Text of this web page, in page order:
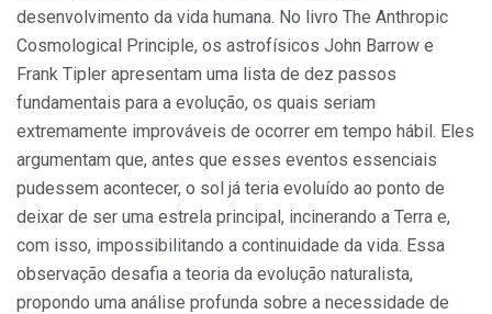
desenvolvimento da vida humana. No livro The Anthropic
Cosmological Principle, os astrofísicos John Barrow e
Frank Tipler apresentam uma lista de dez passos
fundamentais para a evolução, os quais seriam
extremamente improváveis de ocorrer em tempo hábil. Eles
argumentam que, antes que esses eventos essenciais
pudessem acontecer, o sol já teria evoluído ao ponto de
deixar de ser uma estrela principal, incinerando a Terra e,
com isso, impossibilitando a continuidade da vida. Essa
observação desafia a teoria da evolução naturalista,
propondo uma análise profunda sobre a necessidade de